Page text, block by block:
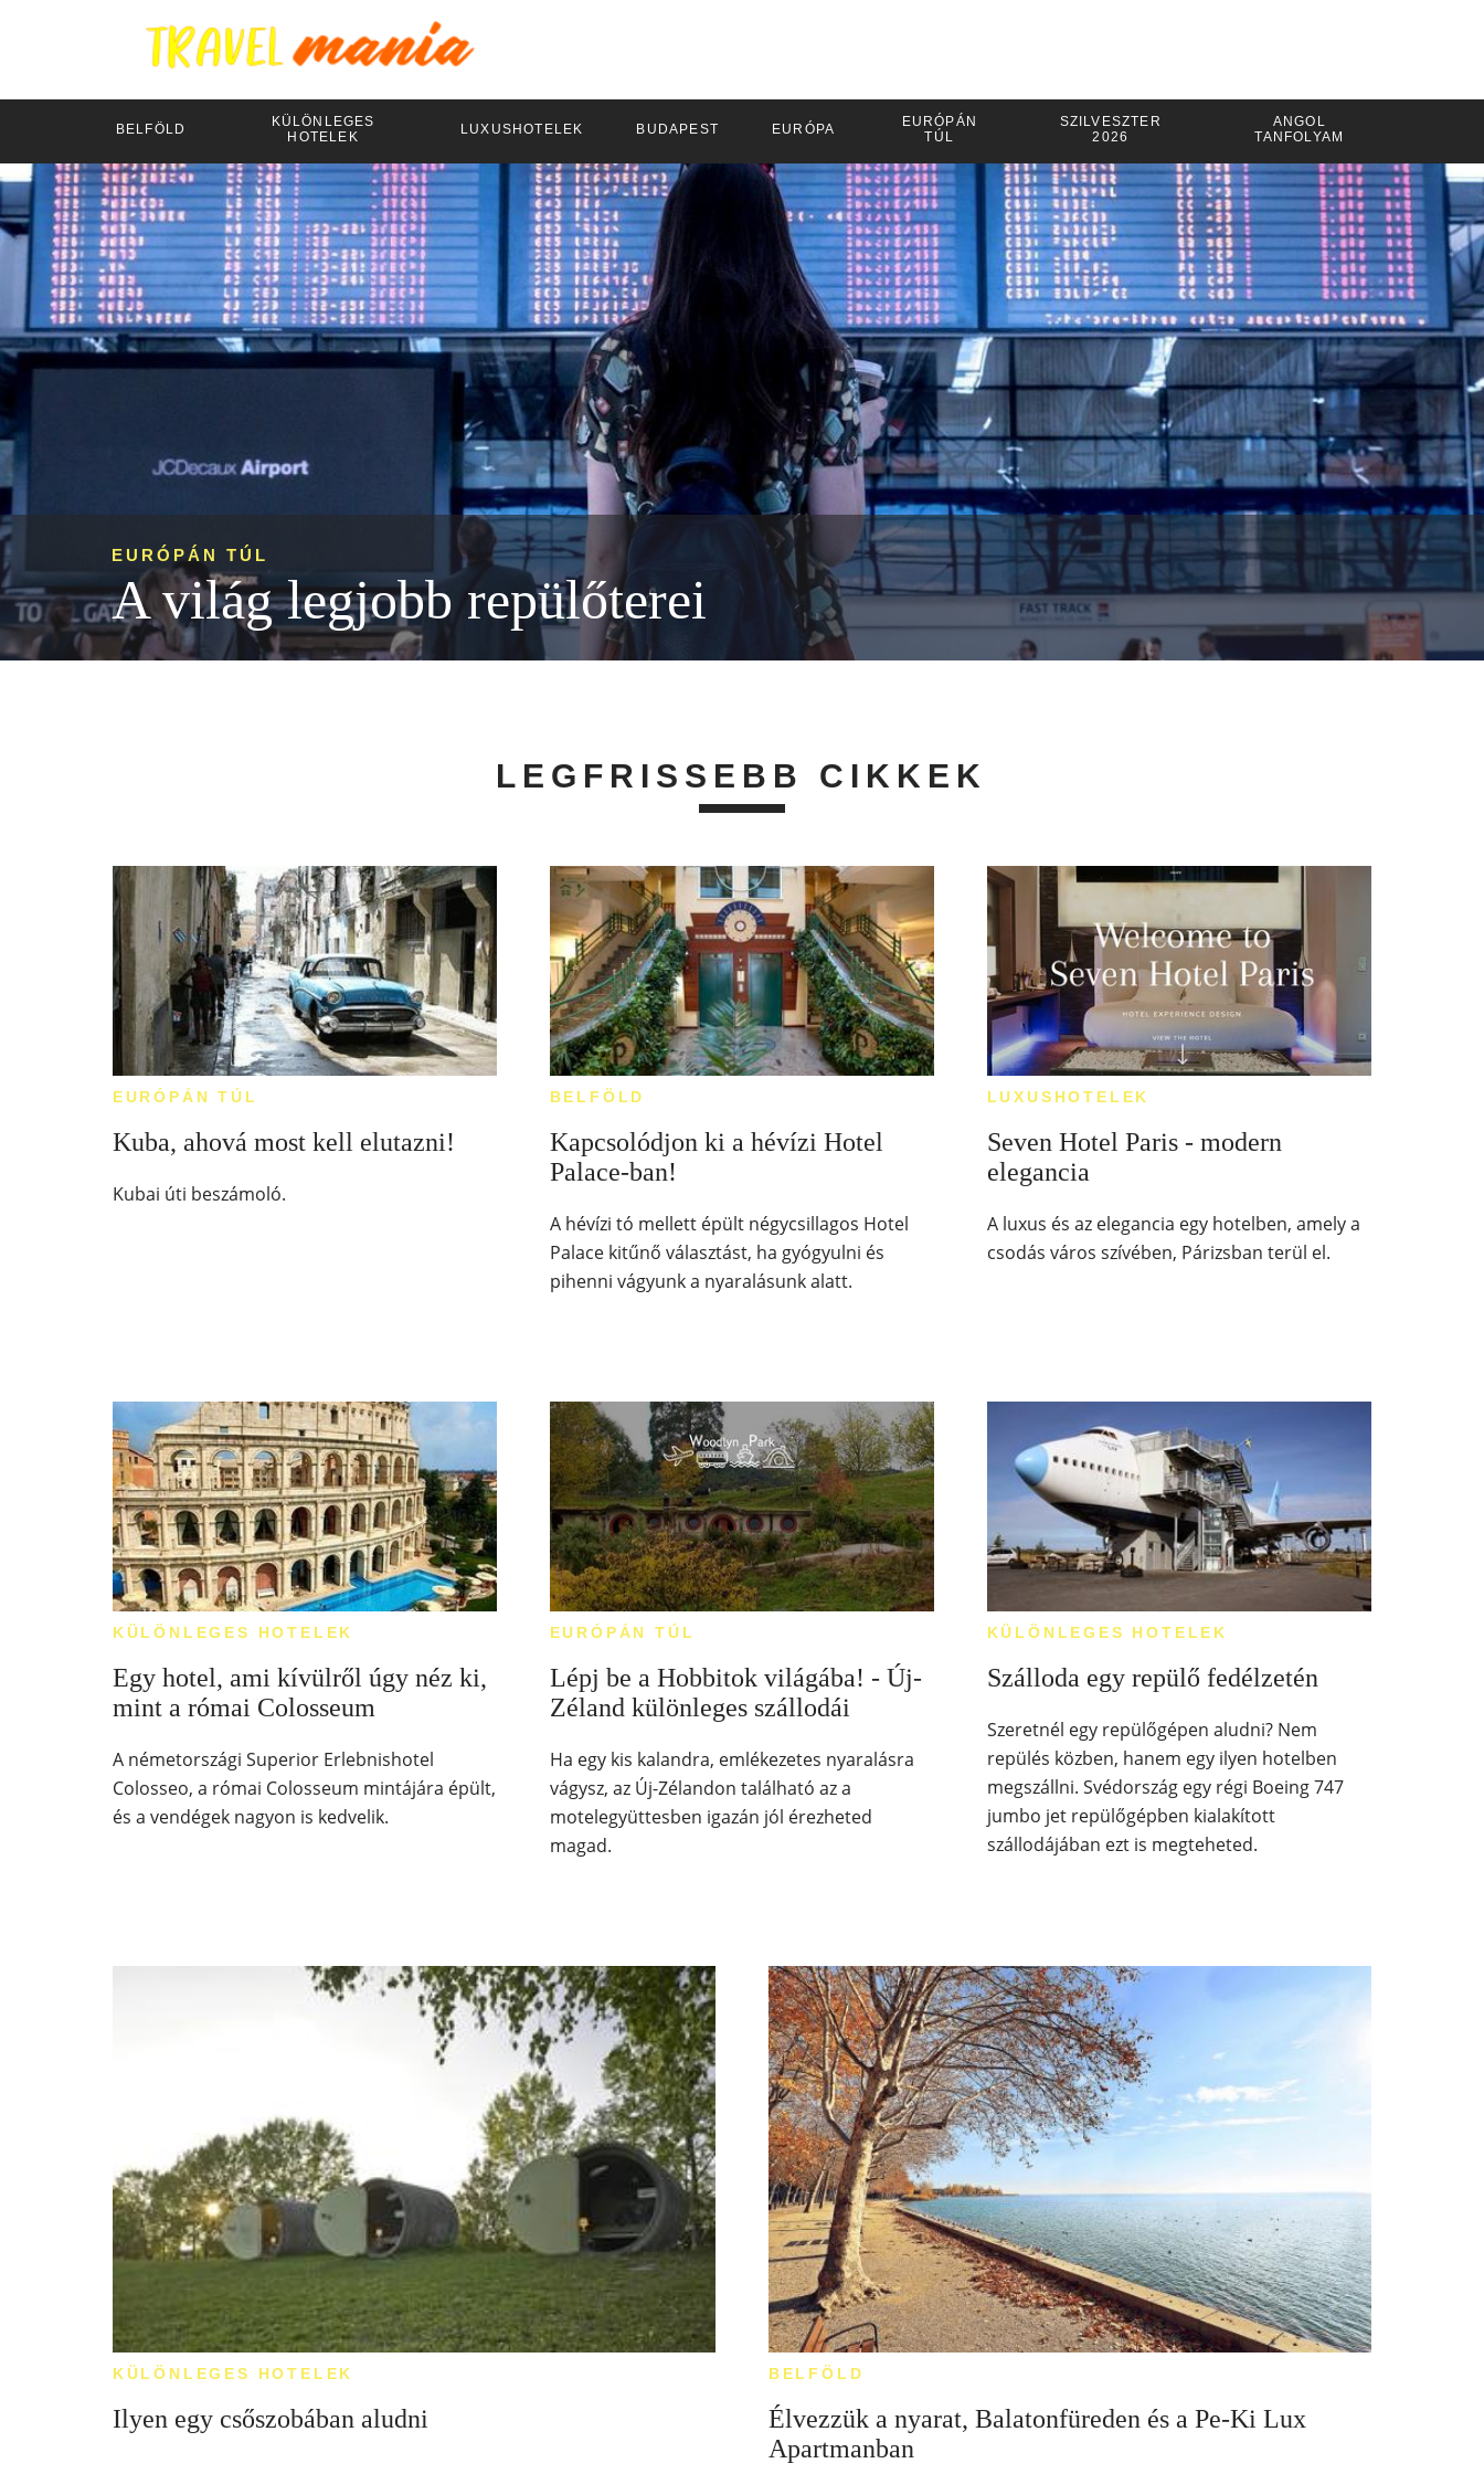
BELFÖLD
KÜLÖNLEGES
HOTELEK
LUXUSHOTELEK BUDAPEST EURÓPA
EURÓPÁN
TÚL
SZILVESZTER
2026
ANGOL
TANFOLYAM
EURÓPÁN TÚL
A világ legjobb repülőterei
LEGFRISSEBB CIKKEK
EURÓPÁN TÚL
Kuba, ahová most kell elutazni!
Kubai úti beszámoló.
BELFÖLD
Kapcsolódjon ki a hévízi Hotel
Palace-ban!
A hévízi tó mellett épült négycsillagos Hotel
Palace kitűnő választást, ha gyógyulni és
pihenni vágyunk a nyaralásunk alatt.
LUXUSHOTELEK
Seven Hotel Paris - modern
elegancia
A luxus és az elegancia egy hotelben, amely a
csodás város szívében, Párizsban terül el.
KÜLÖNLEGES HOTELEK
Egy hotel, ami kívülről úgy néz ki,
mint a római Colosseum
A németországi Superior Erlebnishotel
Colosseo, a római Colosseum mintájára épült,
és a vendégek nagyon is kedvelik.
EURÓPÁN TÚL
Lépj be a Hobbitok világába! - Új-
Zéland különleges szállodái
Ha egy kis kalandra, emlékezetes nyaralásra
vágysz, az Új-Zélandon található az a
motelegyüttesben igazán jól érezheted
magad.
KÜLÖNLEGES HOTELEK
Szálloda egy repülő fedélzetén
Szeretnél egy repülőgépen aludni? Nem
repülés közben, hanem egy ilyen hotelben
megszállni. Svédország egy régi Boeing 747
jumbo jet repülőgépben kialakított
szállodájában ezt is megteheted.
KÜLÖNLEGES HOTELEK
Ilyen egy csőszobában aludni
BELFÖLD
Élvezzük a nyarat, Balatonfüreden és a Pe-Ki Lux
Apartmanban